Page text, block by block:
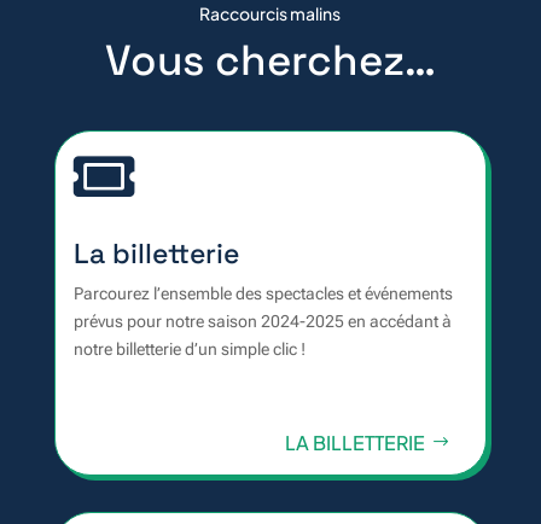
Raccourcis malins
Vous cherchez…

La billetterie
Parcourez l’ensemble des spectacles et événements
prévus pour notre saison 2024-2025 en accédant à
notre billetterie d’un simple clic !
LA BILLETTERIE